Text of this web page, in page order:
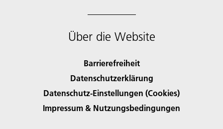
Über die Website
Barrierefreiheit
Datenschutzerklärung
Datenschutz-Einstellungen (Cookies)
Impressum & Nutzungsbedingungen